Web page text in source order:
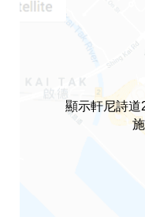
顯示軒尼詩道